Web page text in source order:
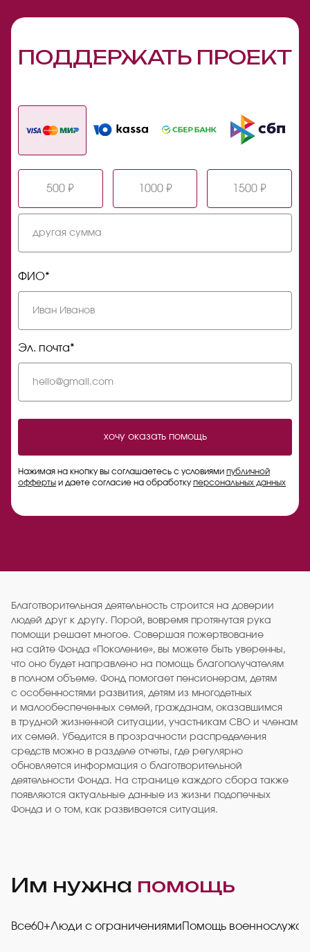
ПОДДЕРЖАТЬ ПРОЕКТ
500 ₽ 1000 ₽ 1500 ₽
ФИО*
Эл. почта*
хочу оказать помощь
Нажимая на кнопку вы соглашаетесь с условиями публичной
офферты и даете согласие на обработкуперсональных данных
Благотворительная деятельность строится на доверии
людей друг к другу. Порой, вовремя протянутая рука
помощи решает многое. Совершая пожертвование
на сайте Фонда «Поколение», вы можете быть уверенны,
что оно будет направлено на помощь благополучателям
в полном объеме. Фонд помогает пенсионерам, детям
с особенностями развития, детям из многодетных
и малообеспеченных семей, гражданам, оказавшимся
в трудной жизненной ситуации, участникам СВО и членам
их семей. Убедится в прозрачности распределения
средств можно в разделе отчеты, где регулярно
обновляется информация о благотворительной
деятельности Фонда. На странице каждого сбора также
появляются актуальные данные из жизни подопечных
Фонда и о том, как развивается ситуация.
Им нужна помощь
Все60+Люди с ограничениями Помощь